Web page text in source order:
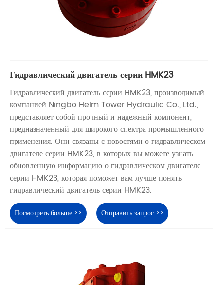
Гидравлический двигатель серии HMK23
Гидравлический двигатель серии HMK23, производимый
компанией Ningbo Helm Tower Hydraulic Co., Ltd.,
представляет собой прочный и надежный компонент,
предназначенный для широкого спектра промышленного
применения. Они связаны с новостями о гидравлическом
двигателе серии HMK23, в которых вы можете узнать
обновленную информацию о гидравлическом двигателе
серии HMK23, которая поможет вам лучше понять
гидравлический двигатель серии HMK23.
Посмотреть больше >> Отправить запрос >>